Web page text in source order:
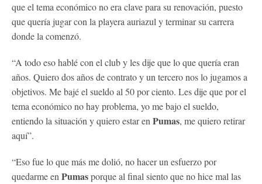
que el tema económico no era clave para su renovación, puesto
que quería jugar con la playera auriazul y terminar su carrera
donde la comenzó.
“A todo eso hablé con el club y les dije que lo que quería eran
años. Quiero dos años de contrato y un tercero nos lo jugamos a
objetivos. Me bajé el sueldo al 50 por ciento. Les dije que por el
tema económico no hay problema, yo me bajo el sueldo,
entiendo la situación y quiero estar en Pumas, me quiero retirar
aquí”.
“Eso fue lo que más me dolió, no hacer un esfuerzo por
quedarme en Pumasporque al final siento que no hice mal las